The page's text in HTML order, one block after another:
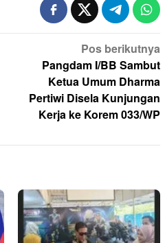
Pos berikutnya
Pangdam I/BB Sambut
Ketua Umum Dharma
Pertiwi Disela Kunjungan
Kerja ke Korem 033/WP